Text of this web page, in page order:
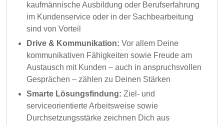
kaufmännische Ausbildung oder Berufserfahrung
im Kundenservice oder in der Sachbearbeitung
sind von Vorteil
Drive & Kommunikation: Vor allem Deine
kommunikativen Fähigkeiten sowie Freude am
Austausch mit Kunden – auch in anspruchsvollen
Gesprächen – zählen zu Deinen Stärken
Smarte Lösungsfindung: Ziel- und
serviceorientierte Arbeitsweise sowie
Durchsetzungsstärke zeichnen Dich aus